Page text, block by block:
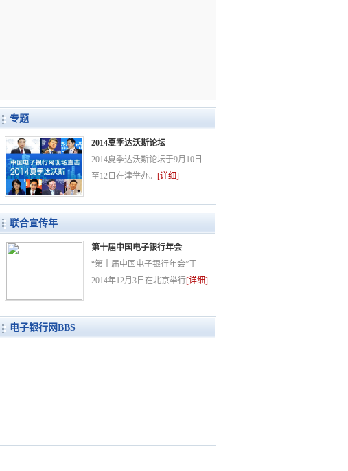
专题
2014夏季达沃斯论坛
2014夏季达沃斯论坛于9月10日
至12日在津举办。 [详细]
联合宣传年
第十届中国电子银行年会
“第十届中国电子银行年会”于
2014年12月3日在北京举行[详细]
电子银行网BBS